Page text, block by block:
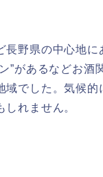
長野県の中心地に
”があるなどお酒
域でした。気候的
しれません。